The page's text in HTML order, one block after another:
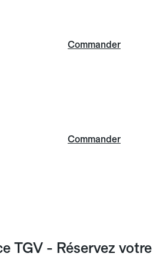
Commander
Commander
TGV - Réservez